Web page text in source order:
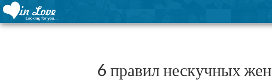
6 правил нескучных жен